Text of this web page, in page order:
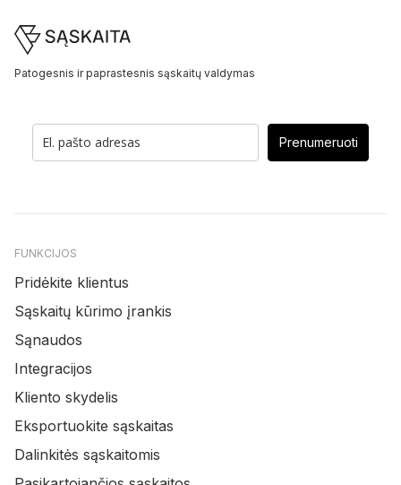
Footer
Patogesnis ir paprastesnis sąskaitų valdymas
Prenumeruoti
FUNKCIJOS
Pridėkite klientus
Sąskaitų kūrimo įrankis
Sąnaudos
Integracijos
Kliento skydelis
Eksportuokite sąskaitas
Dalinkitės sąskaitomis